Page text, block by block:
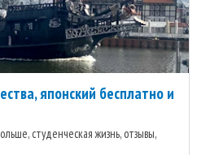
японский бесплатно и
студенческая жизнь, отзывы,